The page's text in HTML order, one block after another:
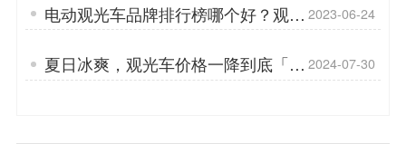
电动观光车品牌排行榜哪个好？观光
车由哪几个部分组成？「专菱」
2023-06-24
夏日冰爽，观光车价格一降到底「专
菱」
2024-07-30